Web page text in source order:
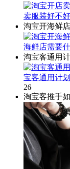
卖服装好不
淘宝开海鲜
海鲜店需要
淘宝客通用
宝客通用计
26
淘宝客推手